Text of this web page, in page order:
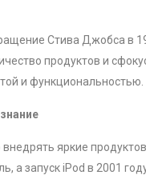
Стива Джобса в
продуктов и
и функциональностью.
внедрять яркие
а запуск iPod в 2001